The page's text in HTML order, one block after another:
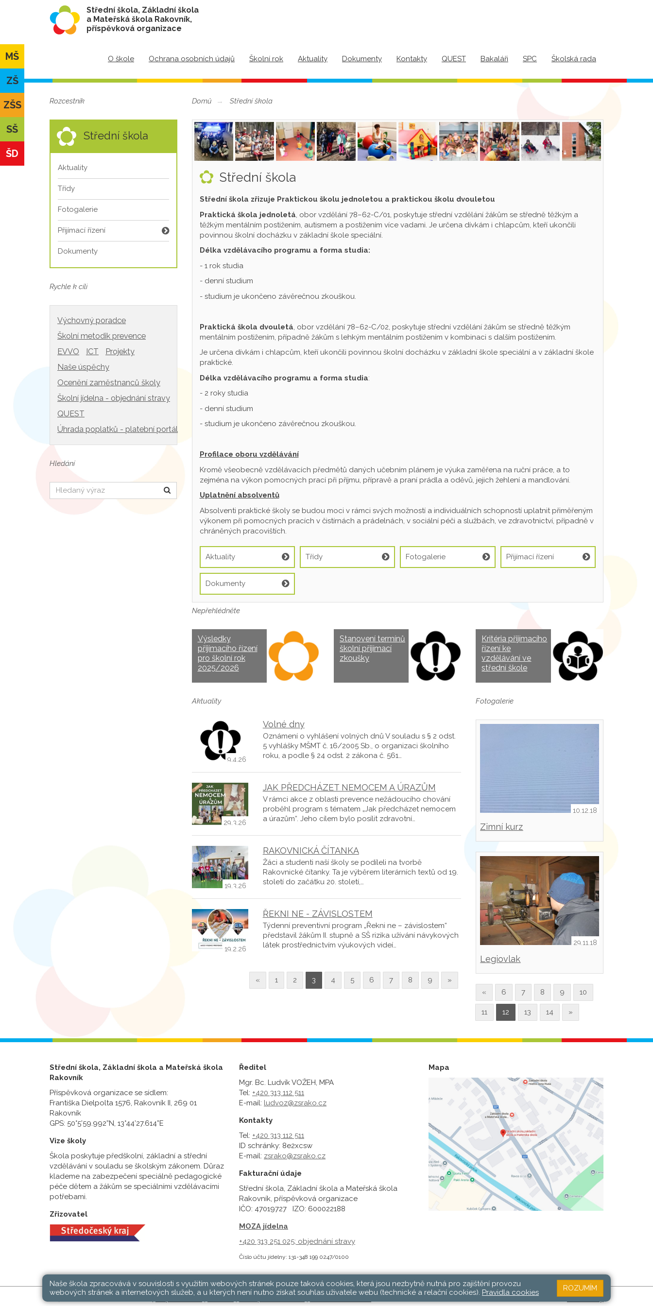
Střední škola, Základní škola
a Mateřská škola Rakovník,
příspěvková organizace
O škole Ochrana osobních údajů Školní rok Aktuality Dokumenty Kontakty QUEST Bakaláři SPC Školská rada
MŠ
ZŠ
ZŠS
SŠ
ŠD
Rozcestník
Střední škola
Aktuality
Třídy
Fotogalerie
Přijímací řízení
Dokumenty
Rychle k cíli
Výchovný poradce
Školní metodik prevence
EVVO
ICT
Projekty
Naše úspěchy
Ocenění zaměstnanců školy
Školní jídelna - objednání stravy
QUEST
Úhrada poplatků - platební portál
Hledání
Hledat
Domů Střední škola
Střední škola
Střední škola zřizuje Praktickou školu jednoletou a praktickou školu dvouletou
Praktická škola jednoletá, obor vzdělání 78–62-C/01, poskytuje střední vzdělání žákům se středně těžkým a
těžkým mentálním postižením, autismem a postižením více vadami. Je určena dívkám i chlapcům, kteří ukončili
povinnou školní docházku v základní škole speciální.
Délka vzdělávacího programu a forma studia:
- 1 rok studia
- denní studium
- studium je ukončeno závěrečnou zkouškou.
Praktická škola dvouletá, obor vzdělání 78–62-C/02, poskytuje střední vzdělání žákům se středně těžkým
mentálním postižením, případně žákům s lehkým mentálním postižením v kombinaci s dalším postižením.
Je určena dívkám i chlapcům, kteří ukončili povinnou školní docházku v základní škole speciální a v základní škole
praktické.
Délka vzdělávacího programu a forma studia:
- 2 roky studia
- denní studium
- studium je ukončeno závěrečnou zkouškou.
Profilace oboru vzdělávání
Kromě všeobecně vzdělávacích předmětů daných učebním plánem je výuka zaměřena na ruční práce, a to
zejména na výkon pomocných prací při příjmu, přípravě a praní prádla a oděvů, jejich žehlení a mandlování.
Uplatnění absolventů
Absolventi praktické školy se budou moci v rámci svých možností a individuálních schopností uplatnit přiměřeným
výkonem při pomocných pracích v čistírnách a prádelnách, v sociální péči a službách, ve zdravotnictví, případně v
chráněných pracovištích.
Aktuality Třídy Fotogalerie Přijímací řízení
Dokumenty
Nepřehlédněte
Výsledky
přijímacího řízení
pro školní rok
2025/2026
Stanovení termínů
školní přijímací
zkoušky
Kritéria přijímacího
řízení ke
vzdělávání ve
střední škole
Aktuality
9.4.26
Volné dny
Oznámení o vyhlášení volných dnů V souladu s § 2 odst.
5 vyhlášky MŠMT č. 16/2005 Sb., o organizaci školního
roku, a podle § 24 odst. 2 zákona č. 561…
29.3.26
JAK PŘEDCHÁZET NEMOCEM A ÚRAZŮM
V rámci akce z oblasti prevence nežádoucího chování
proběhl program s tématem „Jak předcházet nemocem
a úrazům“. Jeho cílem bylo posílit zdravotní…
19.3.26
RAKOVNICKÁ ČÍTANKA
Žáci a studenti naší školy se podíleli na tvorbě
Rakovnické čítanky. Ta je výběrem literárních textů od 19.
století do začátku 20. století,…
19.2.26
ŘEKNI NE - ZÁVISLOSTEM
Týdenní preventivní program „Řekni ne – závislostem“
představil žákům II. stupně a SŠ rizika užívání návykových
látek prostřednictvím výukových videí…
« 1 2 3 4 5 6 7 8 9 »
Fotogalerie
10.12.18
Zimní kurz
29.11.18
Legiovlak
« 6 7 8 9 10
11 12 13 14 »
Střední škola, Základní škola a Mateřská škola
Rakovník
Příspěvková organizace se sídlem:
Františka Dielpolta 1576, Rakovník II, 269 01
Rakovník
GPS: 50°5’59.992”N, 13°44’27.614”E
Vize školy
Škola poskytuje předškolní, základní a střední
vzdělávání v souladu se školským zákonem. Důraz
klademe na zabezpečení speciálně pedagogické
péče dětem a žákům se speciálními vzdělávacími
potřebami.
Zřizovatel
Ředitel
Mgr. Bc. Ludvík VOŽEH, MPA
Tel: +420 313 112 511
E-mail: ludvoz@zsrako.cz
Kontakty
Tel: +420 313 112 511
ID schránky: 8e2xcsw
E-mail: zsrako@zsrako.cz
Fakturační údaje
Střední škola, Základní škola a Mateřská škola
Rakovník, příspěvková organizace
IČO: 47019727 IZO: 600022188
MOZA jídelna
+420 313 251 025; objednání stravy
Číslo účtu jídelny: 131-348 199 0247/0100
Mapa
SŠ, ZŠ a MŠ Rakovník © 2026 | Mapa stránek Přihlásit Web školy
Naše škola zpracovává v souvislosti s využitím webových stránek pouze taková cookies, která jsou nezbytně nutná pro zajištění provozu
webových stránek a internetových služeb, a u kterých není nutno získat souhlas uživatele webu (technické a relační cookies). Pravidla cookies
ROZUMÍM